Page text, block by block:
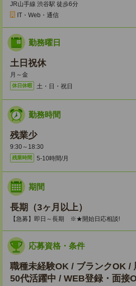
JR山手線 渋谷駅 徒歩6分
IT・Web・通信
勤務曜日
土日祝休
月～金
休日休暇 土・日・祝日
勤務時間
残業少
9:30～18:30
残業時間 5-10時間/月
期間
長期（3ヶ月以上）
【急募】即日～長期 ※★開始日応相談!
応募資格・条件
職種未経験OK / ブランクOK /
50代活躍中 / WEB登録・面接